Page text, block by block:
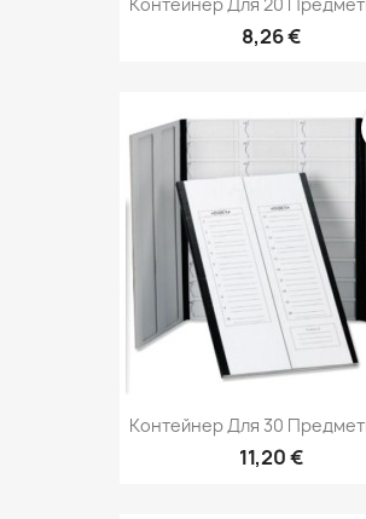
8,26 €
Контейнер Для 30
11,20 €